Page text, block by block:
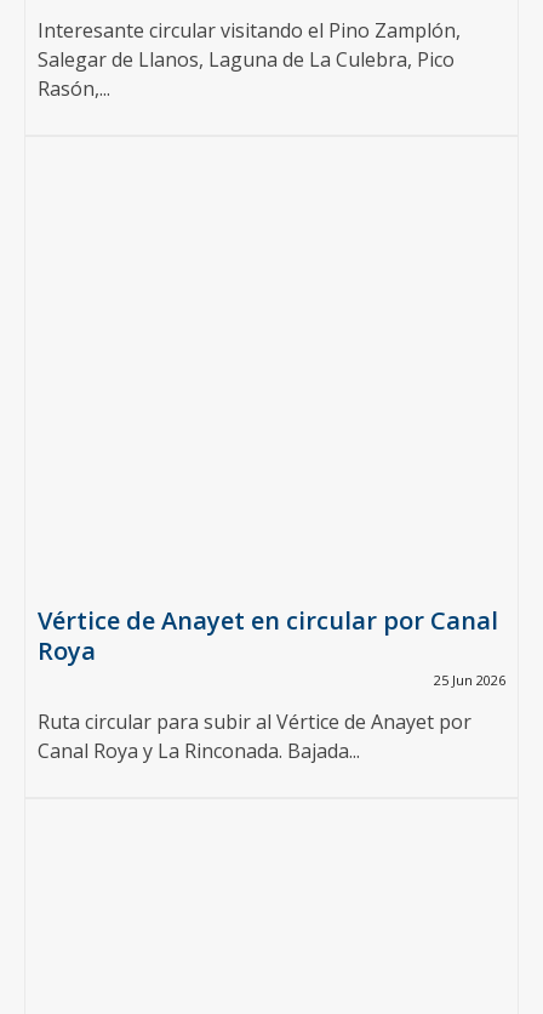
Interesante circular visitando el Pino Zamplón,
Salegar de Llanos, Laguna de La Culebra, Pico
Rasón,...
Vértice de Anayet en circular por Canal
Roya
25 Jun 2026
Ruta circular para subir al Vértice de Anayet por
Canal Roya y La Rinconada. Bajada...